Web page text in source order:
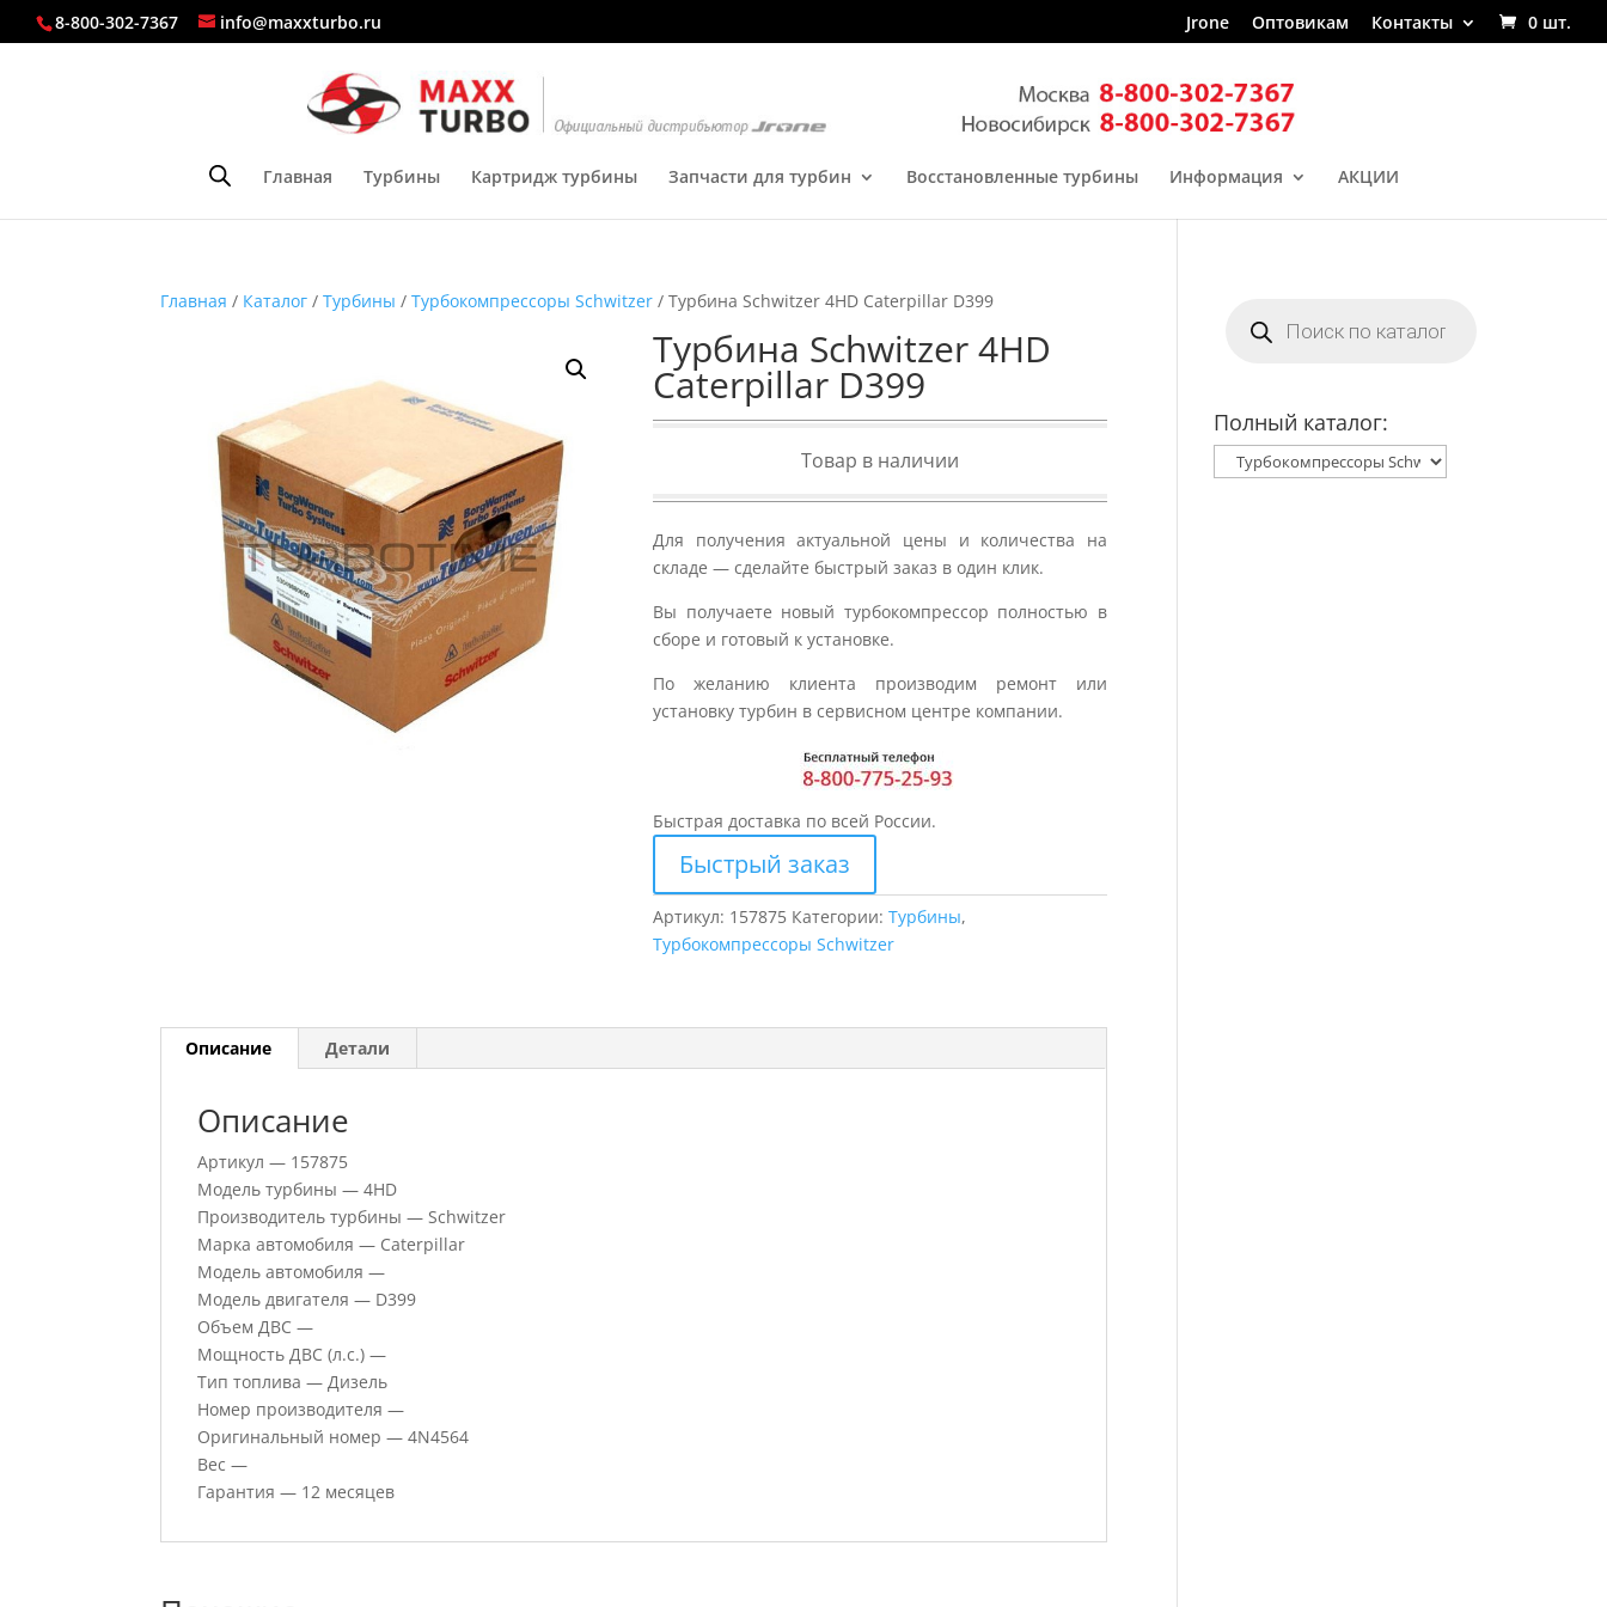
8-800-302-7367 info@maxxturbo.ru Jrone Оптовикам Контакты 0 шт.
Главная Турбины Картридж турбины Запчасти для турбин Восстановленные турбины Информация АКЦИИ
Главная / Каталог /Турбины /Турбокомпрессоры Schwitzer / Турбина Schwitzer 4HD Caterpillar D399
Турбина Schwitzer 4HD
Caterpillar D399
Товар в наличии
Для получения актуальной цены и количества на
складе — сделайте быстрый заказ в один клик.
Вы получаете новый турбокомпрессор полностью в
сборе и готовый к установке.
По желанию клиента производим ремонт или
установку турбин в сервисном центре компании.
Быстрая доставка по всей России.
Быстрый заказ
Артикул: 157875 Категории:Турбины,
Турбокомпрессоры Schwitzer
Описание Детали
Описание
Артикул — 157875
Модель турбины — 4HD
Производитель турбины — Schwitzer
Марка автомобиля — Caterpillar
Модель автомобиля —
Модель двигателя — D399
Объем ДВС —
Мощность ДВС (л.с.) —
Тип топлива — Дизель
Номер производителя —
Оригинальный номер — 4N4564
Вес —
Гарантия — 12 месяцев
товаров
Полный каталог: